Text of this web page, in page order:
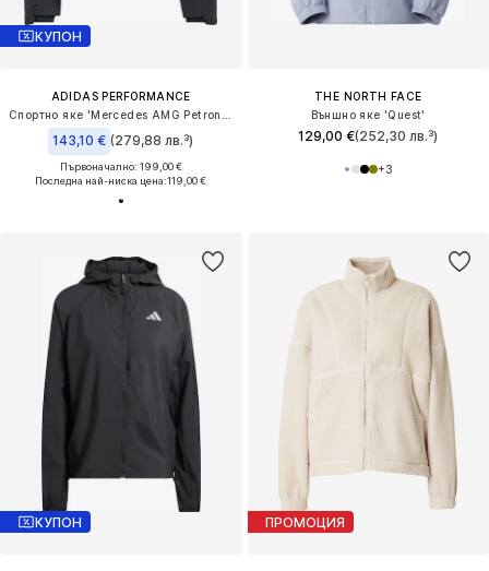
КУПОН
ADIDAS PERFORMANCE
Спортно яке 'Mercedes AMG Petronas Formula 1 Team'
143,10 € (279,88 лв.³)
Първоначално: 199,00 €
Последна най-ниска цена:119,00 €
THE NORTH FACE
Външно яке 'Quest'
129,00 €(252,30 лв.³)
+3
КУПОН ПРОМОЦИЯ